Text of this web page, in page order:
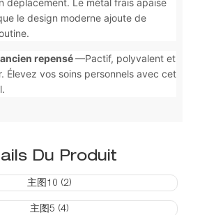
déplacement. Le métal frais apaise
le design moderne ajoute de
repensé—Pactif, polyvalent et
Élevez vos soins personnels avec cet
Du Produit